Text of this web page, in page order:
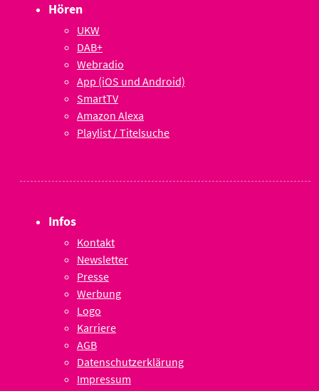
Hören
UKW
DAB+
Webradio
App (iOS und Android)
SmartTV
Amazon Alexa
Playlist / Titelsuche
Infos
Kontakt
Newsletter
Presse
Werbung
Logo
Karriere
AGB
Datenschutzerklärung
Impressum